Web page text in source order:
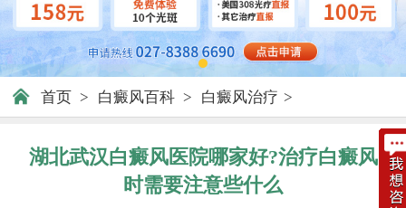
首页 > 白癜风百科 > 白癜风治疗 >
湖北武汉白癜风医院哪家好?治疗白癜风
时需要注意些什么